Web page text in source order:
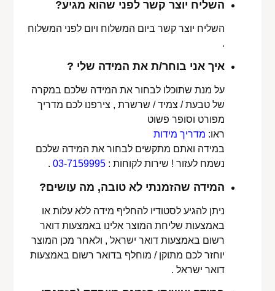
השליח יוצר קשר לפני שהוא מגיע?
השליח יוצר קשר ביום המשלוח ויום לפני המשלוח
.
איך אני בוחר/ת את המידה שלי ?
על מנת שתוכלו לבחור את המידה שלכם במקרה
של טבעת / צמיד / שרשרת , צירפנו לכם מדריך
מפורט וסופר פשוט
ראו: מדריך מידות
במידה ואתם מתקשים לבחור את המידה שלכם
נשמח לעזור ! שירות לקוחות :03-7159995
.
המידה שהזמנתי לא טובה, מה עושים?
ניתן להגיע לסטודיו להחליף מידה ללא עלות או
באמצעות שליחת המוצר אלינו באמצעות דואר
רשום באמצעות דואר ישראל , ולאחר מכן המוצר
יוחזר לכם מתוקן / מוחלף בדואר רשום באמצעות
דואר ישראל .